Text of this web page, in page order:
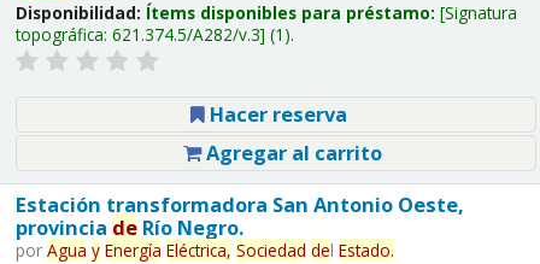
Disponibilidad: Ítems disponibles para préstamo: Signatura
topográfica: 621.374.5/A282/v.3 (1).
Hacer reserva
Agregar al carrito
Estación transformadora San Antonio Oeste,
provincia deRío Negro.
por Agua y Energía Eléctrica, Sociedad del Estado.